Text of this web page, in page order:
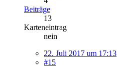
Beiträge
13
Karteneintrag
nein
22. Juli 2017 um 17:13
#15